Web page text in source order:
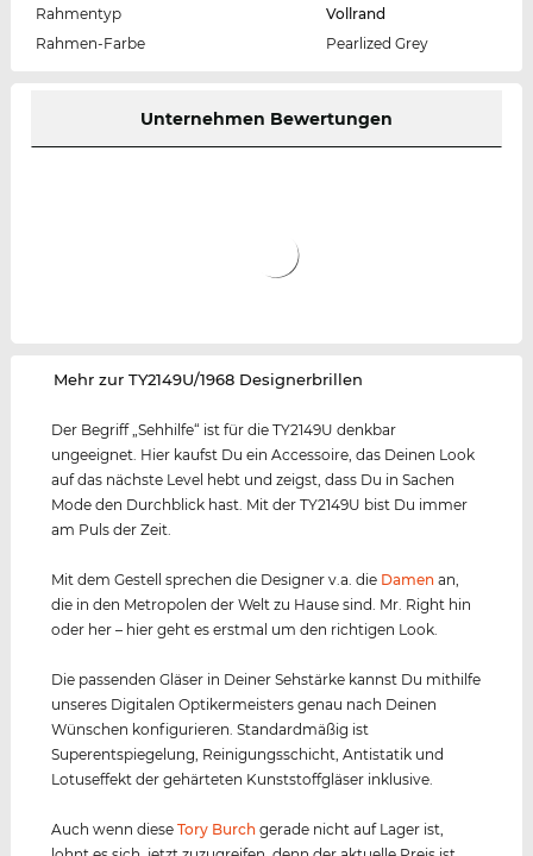
Rahmentyp
Vollrand
Rahmen-Farbe
Pearlized Grey
Unternehmen Bewertungen
‌Mehr zur TY2149U/1968 Designerbrillen
Der Begriff „Sehhilfe“ ist für die TY2149U denkbar
ungeeignet. Hier kaufst Du ein Accessoire, das Deinen Look
auf das nächste Level hebt und zeigst, dass Du in Sachen
Mode den Durchblick hast. Mit der TY2149U bist Du immer
am Puls der Zeit.
Mit dem Gestell sprechen die Designer v.a. die Damen an,
die in den Metropolen der Welt zu Hause sind. Mr. Right hin
oder her – hier geht es erstmal um den richtigen Look.
Die passenden Gläser in Deiner Sehstärke kannst Du mithilfe
unseres Digitalen Optikermeisters genau nach Deinen
Wünschen konfigurieren. Standardmäßig ist
Superentspiegelung, Reinigungsschicht, Antistatik und
Lotuseffekt der gehärteten Kunststoffgläser inklusive.
Auch wenn dieseTory Burch gerade nicht auf Lager ist,